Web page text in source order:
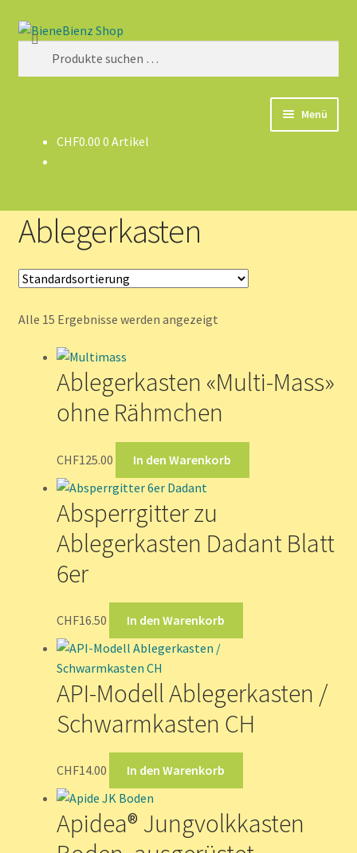
Zur
Navigation
Zum
Inhalt
Suchen
Suchen
Menü
Infos
CHF0.00 0 Artikel
Ablegerkasten
Alle 15 Ergebnisse werden angezeigt
Ablegerkasten «Multi-Mass»
ohne Rähmchen
CHF125.00 In den Warenkorb
Absperrgitter zu
Ablegerkasten Dadant Blatt
6er
CHF16.50 In den Warenkorb
API-Modell Ablegerkasten /
Schwarmkasten CH
CHF14.00 In den Warenkorb
Apidea® Jungvolkkasten